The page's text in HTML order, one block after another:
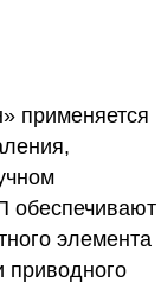
применяется
обеспечивают
элемента
приводного